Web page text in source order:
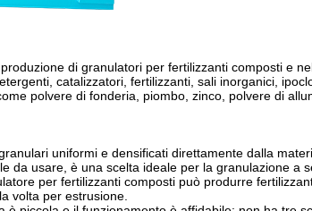
di granulatori per fertilizzanti composti e
catalizzatori, fertilizzanti, sali inorganici,
polvere di fonderia, piombo, zinco, polvere di
uniformi e densificati direttamente dalla
da usare, è una scelta ideale per la granulazione a
per fertilizzanti composti può produrre
volta per estrusione.